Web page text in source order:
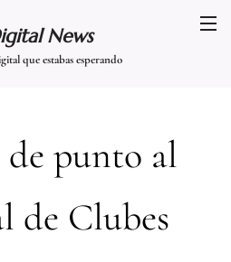
News
que estabas esperando
punto al
de Clubes